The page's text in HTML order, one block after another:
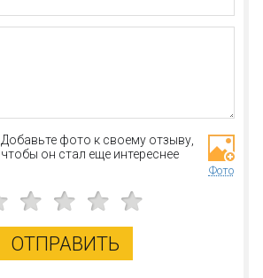
Добавьте фото к своему отзыву,
чтобы он стал еще интереснее
Фото
ОТПРАВИТЬ